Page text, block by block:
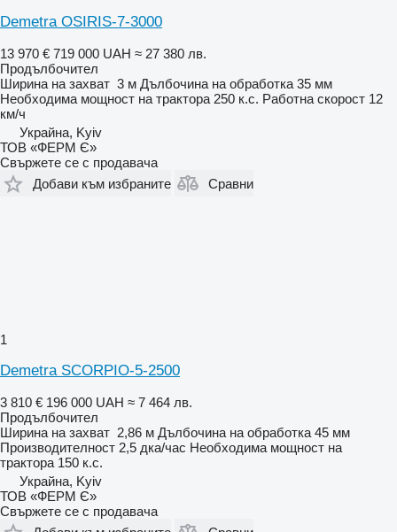
Demetra OSIRIS-7-3000
13 970 € 719 000 UAH ≈ 27 380 лв.
Продълбочител
Ширина на захват 3 м Дълбочина на обработка 35 мм
Необходима мощност на трактора 250 к.с. Работна скорост 12
км/ч
Украйна, Kyiv
ТОВ «ФЕРМ Є»
Свържете се с продавача
Добави към избраните
Сравни
1
Demetra SCORPIO-5-2500
3 810 € 196 000 UAH ≈ 7 464 лв.
Продълбочител
Ширина на захват 2,86 м Дълбочина на обработка 45 мм
Производителност 2,5 дка/час Необходима мощност на
трактора 150 к.с.
Украйна, Kyiv
ТОВ «ФЕРМ Є»
Свържете се с продавача